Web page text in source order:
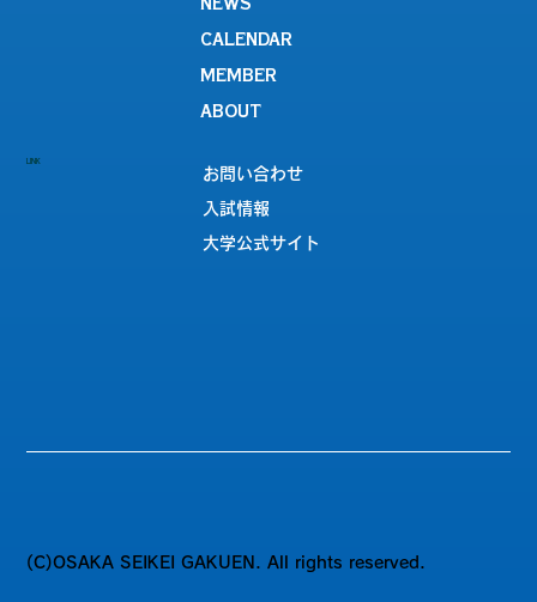
NEWS
CALENDAR
MEMBER
ABOUT
LINK
お問い合わせ
入試情報
大学公式サイト
(C)OSAKA SEIKEI GAKUEN. All rights reserved.